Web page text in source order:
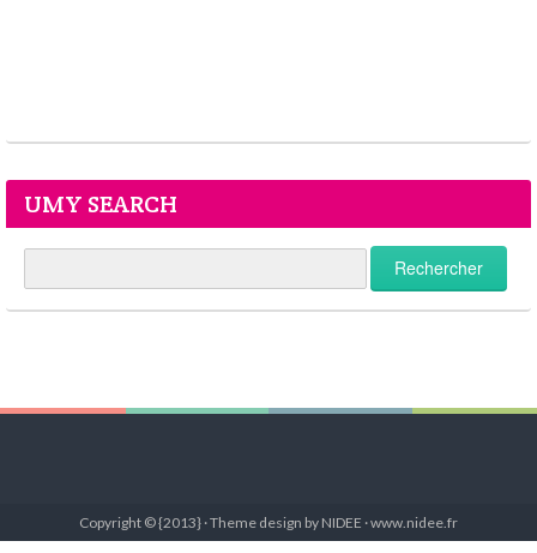
UMY SEARCH
Copyright © {2013} · Theme design by NIDEE · www.nidee.fr